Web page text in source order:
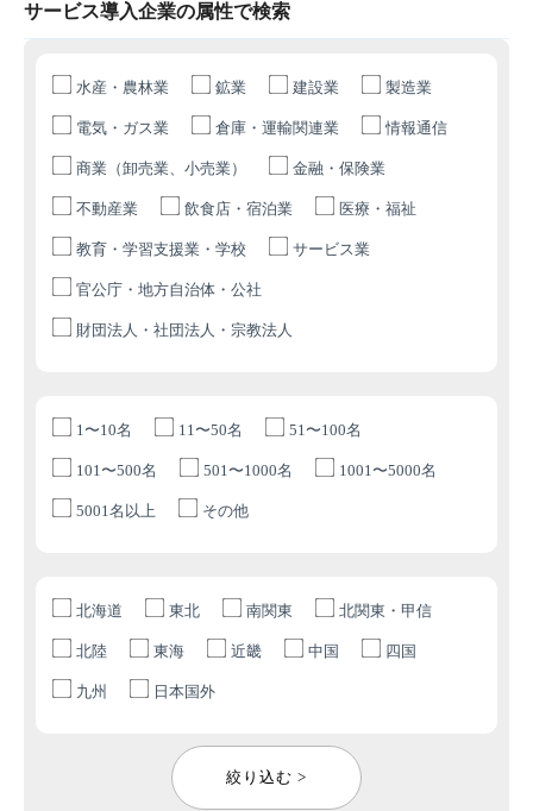
サービス導入企業の属性で検索
水産・農林業 鉱業 建設業 製造業
電気・ガス業 倉庫・運輸関連業 情報通信
商業（卸売業、小売業） 金融・保険業
不動産業 飲食店・宿泊業 医療・福祉
教育・学習支援業・学校 サービス業
官公庁・地方自治体・公社
財団法人・社団法人・宗教法人
1〜10名 11〜50名 51〜100名
101〜500名 501〜1000名 1001〜5000名
5001名以上 その他
北海道 東北 南関東 北関東・甲信
北陸 東海 近畿 中国 四国
九州 日本国外
絞り込む >